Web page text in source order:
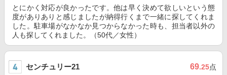
とにかく対応が良かったです。他は早く決めて欲しいという態
度がありありと感じましたが納得行くまで一緒に探してくれま
した。駐車場がなかなか見つからなかった時も、担当者以外の
人も探してくれました。（50代／女性）
センチュリー21 69.25点